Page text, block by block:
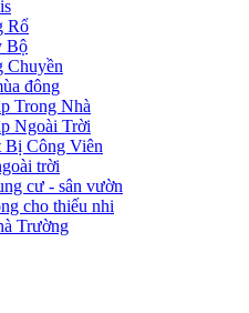
Rổ
Bộ
Chuyền
đông
Trong Nhà
Ngoài Trời
Bị Công Viên
trời
cư - sân vườn
cho thiếu nhi
Trường